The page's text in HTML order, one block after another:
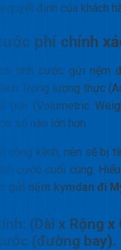
quyết định của khách
phí chính
tính cước gửi nệm
Trọng lượng thực
tích (Volumetric
số nào lớn hơn.
cồng kềnh, nên sẽ bị
cước cuối cùng.
gửi nệm kymdan đi
(Dài x Rộng
(đường bay).